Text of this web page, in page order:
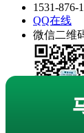
1531-876-
QQ在线
微信二维